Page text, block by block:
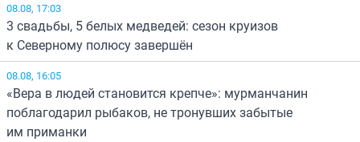
08.08, 17:03
3 свадьбы, 5 белых медведей: сезон круизов
к Северному полюсу завершён
08.08, 16:05
«Вера в людей становится крепче»: мурманчанин
поблагодарил рыбаков, не тронувших забытые
им приманки